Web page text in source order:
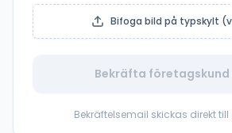
Bifoga bild på typskylt
Bekräfta företagskund
Bekräftelsemail skickas direkt